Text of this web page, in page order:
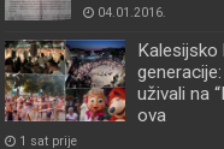
04.01.2016.
Kalesijsko
uživali na
ova
1 sat prije